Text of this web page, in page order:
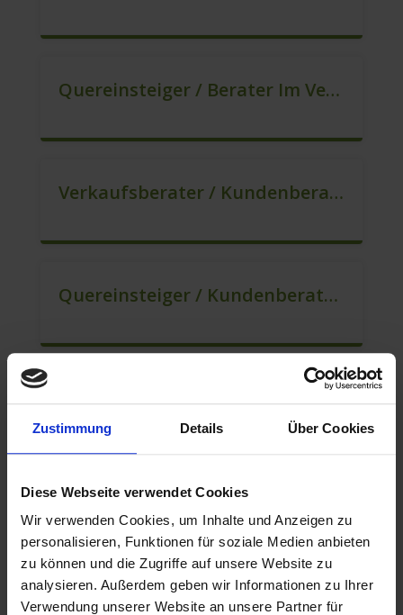
Zustimmung Details Über Cookies
Diese Webseite verwendet Cookies
Wir verwenden Cookies, um Inhalte und Anzeigen zu
personalisieren, Funktionen für soziale Medien anbieten
zu können und die Zugriffe auf unsere Website zu
analysieren. Außerdem geben wir Informationen zu Ihrer
Verwendung unserer Website an unsere Partner für
Quereinsteiger / Berater Im Vertrieb / Außendienst (m/w/d)
Verkaufsberater / Kundenberater (B2C) (m/w/d)
Quereinsteiger / Kundenberatung (B2C) (m/w/d)
Mitarbeiter Für Den Verkauf / Vertrieb (m/w/d)
Mitarbeiter Für Den Verkauf – Quereinstieg Möglich (m/w/d)